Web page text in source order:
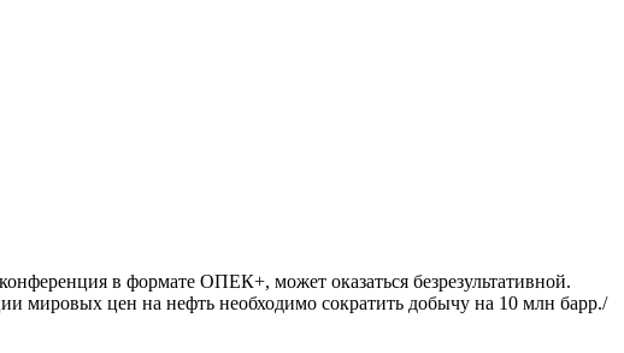
в формате ОПЕК+, может оказаться безрезультативной.
мировых цен на нефть необходимо сократить добычу на 10 млн барр./